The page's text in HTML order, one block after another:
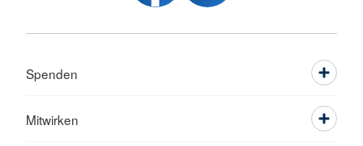
Spenden
Mitwirken